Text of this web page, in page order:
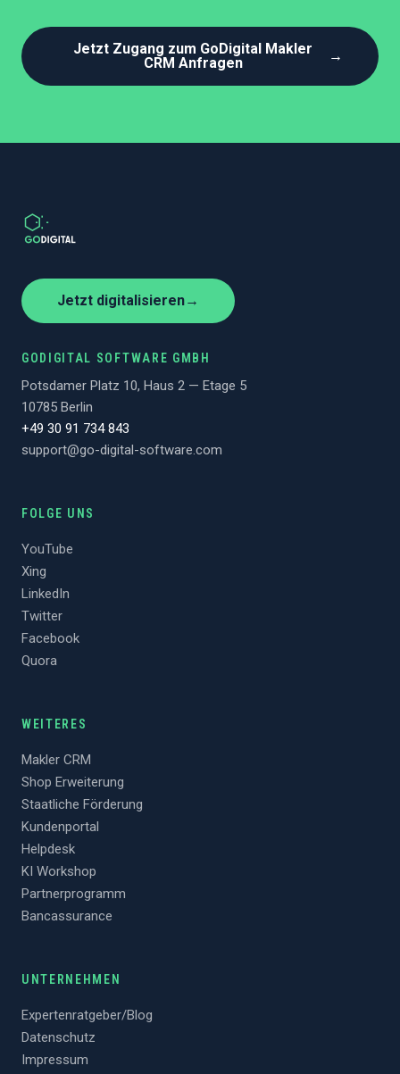
Jetzt Zugang zum GoDigital Makler
CRM Anfragen
→
Jetzt digitalisieren→
GODIGITAL SOFTWARE GMBH
Potsdamer Platz 10, Haus 2 — Etage 5
10785 Berlin
+49 30 91 734 843
support@go-digital-software.com
FOLGE UNS
YouTube
Xing
LinkedIn
Twitter
Facebook
Quora
WEITERES
Makler CRM
Shop Erweiterung
Staatliche Förderung
Kundenportal
Helpdesk
KI Workshop
Partnerprogramm
Bancassurance
UNTERNEHMEN
Expertenratgeber/Blog
Datenschutz
Impressum